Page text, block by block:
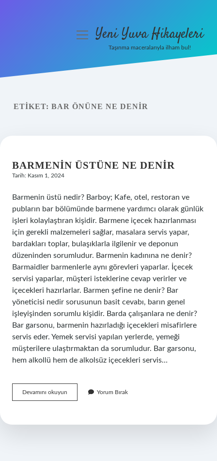
Yasal Uyarı
menüyüYeni Yuva Hikayeleri
Taşınma maceralarıyla ilham bul!
ETIKET: BAR ÖNÜNE NE DENIR
BARMENIN ÜSTÜNE NE DENIR
Tarih: Kasım 1, 2024
Barmenin üstü nedir? Barboy; Kafe, otel, restoran ve
pubların bar bölümünde barmene yardımcı olarak günlük
işleri kolaylaştıran kişidir. Barmene içecek hazırlanması
için gerekli malzemeleri sağlar, masalara servis yapar,
bardakları toplar, bulaşıklarla ilgilenir ve deponun
düzeninden sorumludur. Barmenin kadınına ne denir?
Barmaidler barmenlerle aynı görevleri yaparlar. İçecek
servisi yaparlar, müşteri isteklerine cevap verirler ve
içecekleri hazırlarlar. Barmen şefine ne denir? Bar
yöneticisi nedir sorusunun basit cevabı, barın genel
işleyişinden sorumlu kişidir. Barda çalışanlara ne denir?
Bar garsonu, barmenin hazırladığı içecekleri misafirlere
servis eder. Yemek servisi yapılan yerlerde, yemeği
müşterilere ulaştırmaktan da sorumludur. Bar garsonu,
hem alkollü hem de alkolsüz içecekleri servis…
Devamını okuyun Barmenin
Üstüne
Yorum Bırak